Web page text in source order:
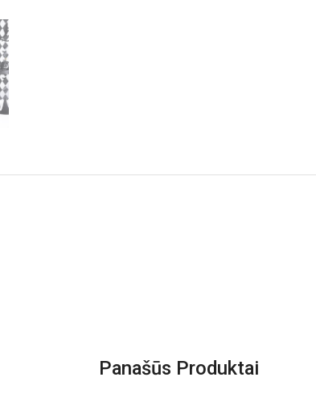
Panašūs Produktai